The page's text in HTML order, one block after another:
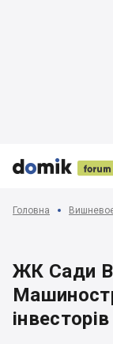



Головна
ЖК Сади
інвесторів